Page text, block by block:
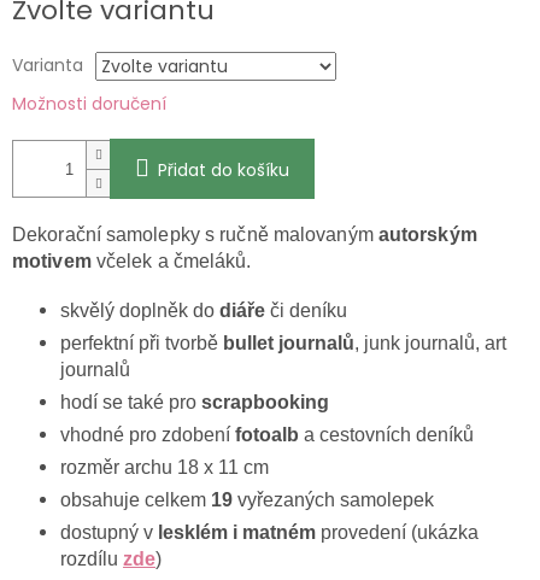
cena:
Zvolte variantu
Varianta
Možnosti doručení
Přidat do košíku
Dekorační samolepky s ručně malovaným autorským
motivemvčelek a čmeláků.
skvělý doplněk do diáře či deníku
perfektní při tvorbě bullet journalů, junk journalů, art
journalů
hodí se také pro scrapbooking
vhodné pro zdobení fotoalb a cestovních deníků
rozměr archu 18 x 11 cm
obsahuje celkem 19 vyřezaných samolepek
dostupný v lesklém i matném provedení (ukázka
rozdílu zde)